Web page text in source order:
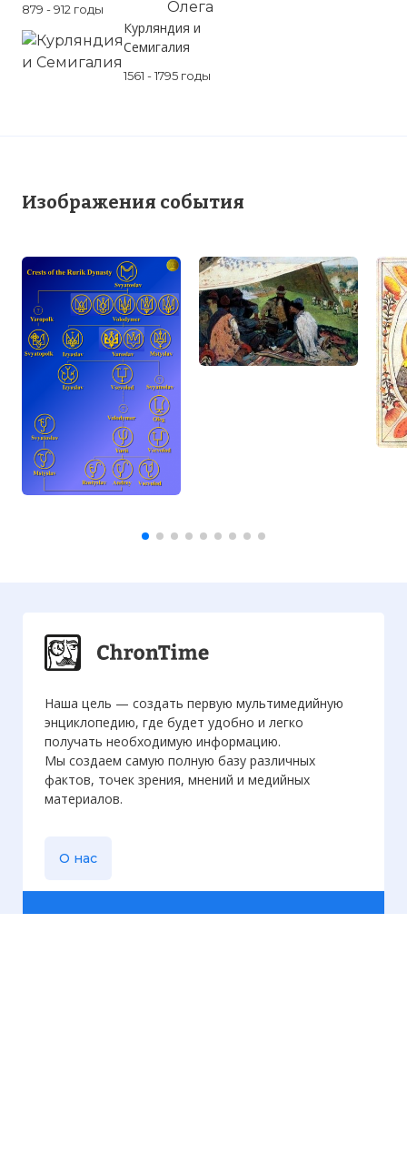
879 - 912 годы
Курляндия и
Семигалия
1561 - 1795 годы
Изображения события
Наша цель — создать первую мультимедийную
энциклопедию, где будет удобно и легко
получать необходимую информацию.
Мы создаем самую полную базу различных
фактов, точек зрения, мнений и медийных
материалов.
О нас